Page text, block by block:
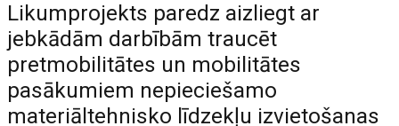
Likumprojekts paredz aizliegt ar
jebkādām darbībām traucēt
pretmobilitātes un mobilitātes
pasākumiem nepieciešamo
materiāltehnisko līdzekļu izvietošanas